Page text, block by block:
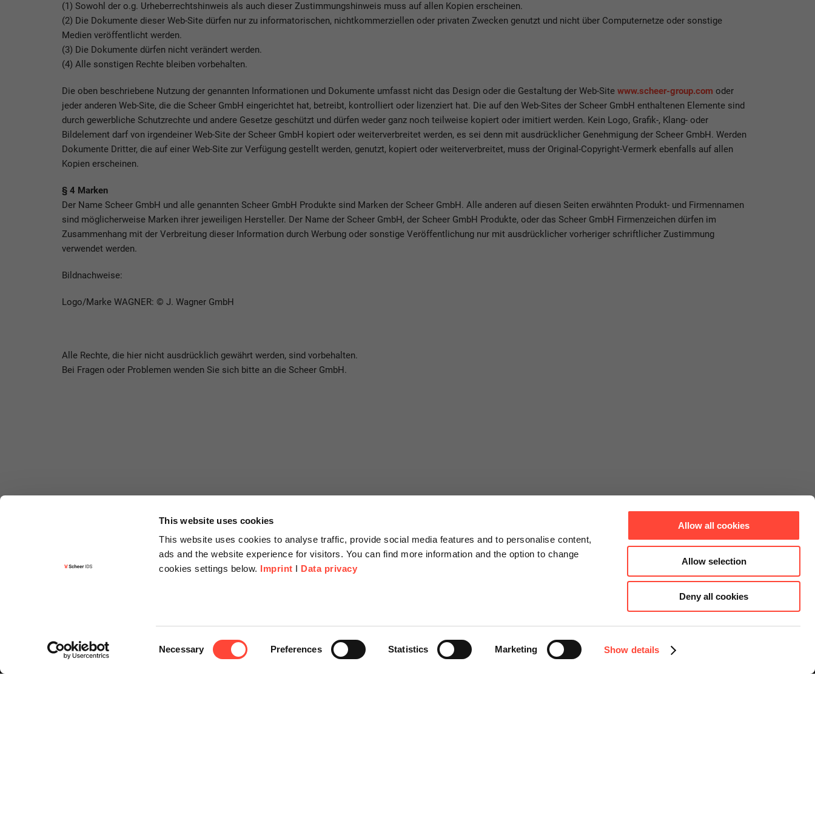
This website uses cookies
This website uses cookies to analyse traffic, provide social media features and to personalise content,
ads and the website experience for visitors. You can find more information and the option to change
cookies settings below. Imprint I Data privacy
Necessary Preferences Statistics Marketing Show details
Allow all cookies
Allow selection
Deny all cookies
(1) Sowohl der o.g. Urheberrechtshinweis als auch dieser Zustimmungshinweis muss auf allen Kopien erscheinen.
(2) Die Dokumente dieser Web-Site dürfen nur zu informatorischen, nichtkommerziellen oder privaten Zwecken genutzt und nicht über Computernetze oder sonstige
Medien veröffentlicht werden.
(3) Die Dokumente dürfen nicht verändert werden.
(4) Alle sonstigen Rechte bleiben vorbehalten.
Die oben beschriebene Nutzung der genannten Informationen und Dokumente umfasst nicht das Design oder die Gestaltung der Web-Site www.scheer-group.com oder
jeder anderen Web-Site, die die Scheer GmbH eingerichtet hat, betreibt, kontrolliert oder lizenziert hat. Die auf den Web-Sites der Scheer GmbH enthaltenen Elemente sind
durch gewerbliche Schutzrechte und andere Gesetze geschützt und dürfen weder ganz noch teilweise kopiert oder imitiert werden. Kein Logo, Grafik-, Klang- oder
Bildelement darf von irgendeiner Web-Site der Scheer GmbH kopiert oder weiterverbreitet werden, es sei denn mit ausdrücklicher Genehmigung der Scheer GmbH. Werden
Dokumente Dritter, die auf einer Web-Site zur Verfügung gestellt werden, genutzt, kopiert oder weiterverbreitet, muss der Original-Copyright-Vermerk ebenfalls auf allen
Kopien erscheinen.
§ 4 Marken
Der Name Scheer GmbH und alle genannten Scheer GmbH Produkte sind Marken der Scheer GmbH. Alle anderen auf diesen Seiten erwähnten Produkt- und Firmennamen
sind möglicherweise Marken ihrer jeweiligen Hersteller. Der Name der Scheer GmbH, der Scheer GmbH Produkte, oder das Scheer GmbH Firmenzeichen dürfen im
Zusammenhang mit der Verbreitung dieser Information durch Werbung oder sonstige Veröffentlichung nur mit ausdrücklicher vorheriger schriftlicher Zustimmung
verwendet werden.
Bildnachweise:
Logo/Marke WAGNER: © J. Wagner GmbH
Alle Rechte, die hier nicht ausdrücklich gewährt werden, sind vorbehalten.
Bei Fragen oder Problemen wenden Sie sich bitte an die Scheer GmbH.
Kontakt
Angebotsanfrage
Über Uns
Scheer Group
Instagram
Facebook